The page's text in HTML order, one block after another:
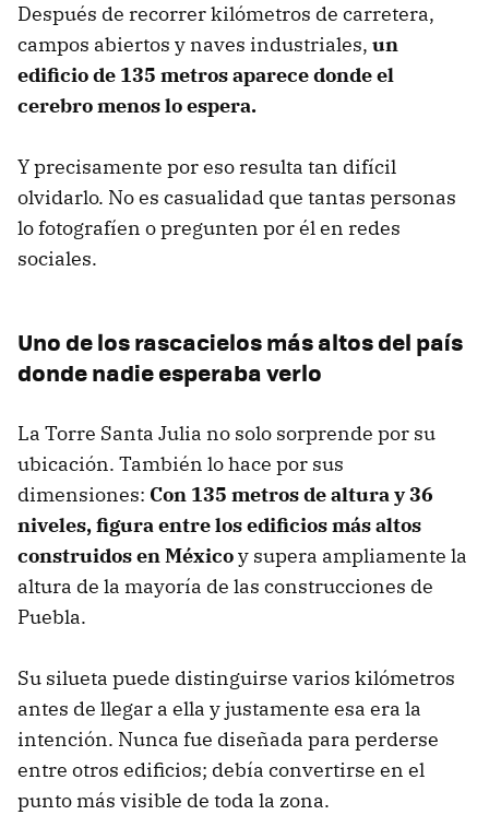
Después de recorrer kilómetros de carretera,
campos abiertos y naves industriales, un
edificio de 135 metros aparece donde el
cerebro menos lo espera.
Y precisamente por eso resulta tan difícil
olvidarlo. No es casualidad que tantas personas
lo fotografíen o pregunten por él en redes
sociales.
Uno de los rascacielos más altos del país
donde nadie esperaba verlo
La Torre Santa Julia no solo sorprende por su
ubicación. También lo hace por sus
dimensiones: Con 135 metros de altura y 36
niveles, figura entre los edificios más altos
construidos en Méxicoy supera ampliamente la
altura de la mayoría de las construcciones de
Puebla.
Su silueta puede distinguirse varios kilómetros
antes de llegar a ella y justamente esa era la
intención. Nunca fue diseñada para perderse
entre otros edificios; debía convertirse en el
punto más visible de toda la zona.